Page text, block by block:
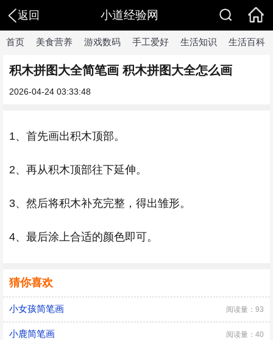
返回 小道经验网
首页 美食营养 游戏数码 手工爱好 生活知识 生活百科
积木拼图大全简笔画 积木拼图大全怎么画
2026-04-24 03:33:48
1、首先画出积木顶部。
2、再从积木顶部往下延伸。
3、然后将积木补充完整，得出雏形。
4、最后涂上合适的颜色即可。
猜你喜欢
小女孩简笔画 阅读量：93
小鹿简笔画 阅读量：40